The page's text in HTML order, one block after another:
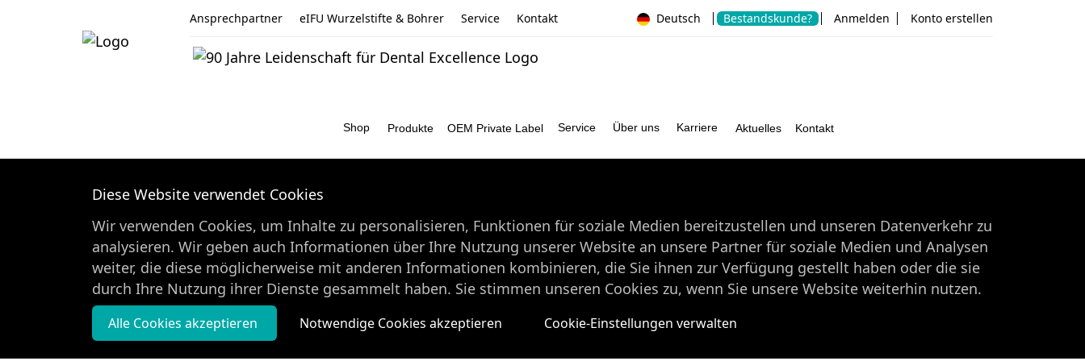
Ansprechpartner eIFU Wurzelstifte & Bohrer Service Kontakt Deutsch Bestandskunde? Anmelden Konto erstellen
Shop Produkte OEM Private Label Service Über uns Karriere Aktuelles Kontakt
Diese Website verwendet Cookies
Wir verwenden Cookies, um Inhalte zu personalisieren, Funktionen für soziale Medien bereitzustellen und unseren Datenverkehr zu
analysieren. Wir geben auch Informationen über Ihre Nutzung unserer Website an unsere Partner für soziale Medien und Analysen
weiter, die diese möglicherweise mit anderen Informationen kombinieren, die Sie ihnen zur Verfügung gestellt haben oder die sie
durch Ihre Nutzung ihrer Dienste gesammelt haben. Sie stimmen unseren Cookies zu, wenn Sie unsere Website weiterhin nutzen.
Alle Cookies akzeptieren Notwendige Cookies akzeptieren Cookie-Einstellungen verwalten